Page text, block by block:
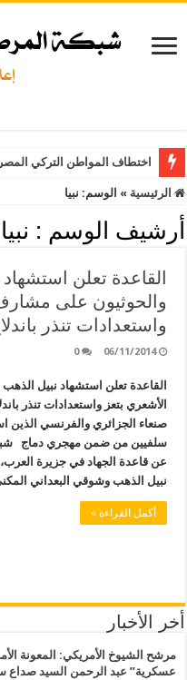
اختطاف المواطن التركي
الرئيسية » الوسم: نبيا
أرشيف الوسم : نبيا
القاعدة تعلن
والحوثيون على
واستعدادات تنذر
06/11/2014
0
القاعدة تعلن استشهاد نبيل
الأشعري بتعز واستعدادات تنذر
صنعاء الجزائري والفرنسي الذين
سلفيين من ضمن مهجري دماج
عن قاعدة الجهاد في جزيرة العرب،
نبيل الذهب وشوقي البعداني
أكمل القراءة »
أخر الأخبار
مرشح الشيوخ الأمريكي: المعونة